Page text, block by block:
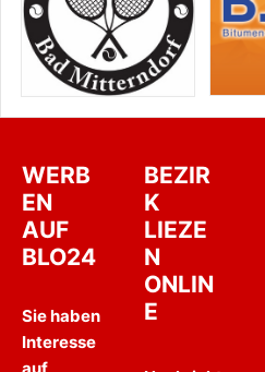
WERB
EN
AUF
BLO24
Sie haben
Interesse
auf
BEZIR
K
LIEZE
N
ONLIN
E